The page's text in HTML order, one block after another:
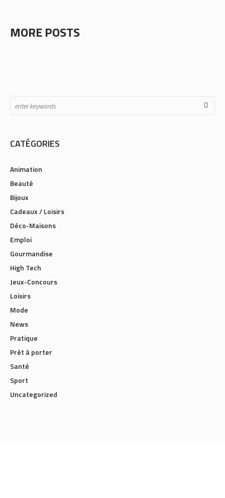
MORE POSTS
CATÉGORIES
Animation
Beauté
Bijoux
Cadeaux / Loisirs
Déco-Maisons
Emploi
Gourmandise
High Tech
Jeux-Concours
Loisirs
Mode
News
Pratique
Prêt à porter
Santé
Sport
Uncategorized